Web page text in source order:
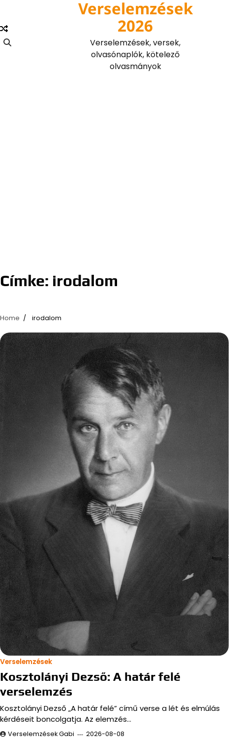
content
Verselemzések
2026
Verselemzések, versek,
olvasónaplók, kötelező
olvasmányok
Címke: irodalom
Home irodalom
Verselemzések
Kosztolányi Dezső: A határ felé
verselemzés
Kosztolányi Dezső „A határ felé” című verse a lét és elmúlás
kérdéseit boncolgatja. Az elemzés…
Verselemzések Gabi 2026-08-08